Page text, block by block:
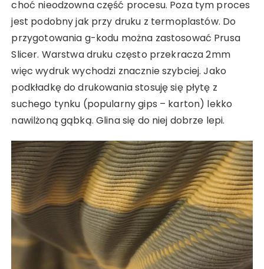
choć nieodzowna część procesu. Poza tym proces
jest podobny jak przy druku z termoplastów. Do
przygotowania g-kodu można zastosować Prusa
Slicer. Warstwa druku często przekracza 2mm
więc wydruk wychodzi znacznie szybciej. Jako
podkładkę do drukowania stosuję się płytę z
suchego tynku (popularny gips – karton) lekko
nawilżoną gąbką. Glina się do niej dobrze lepi.